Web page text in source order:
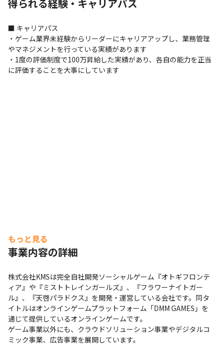
プロジェクト管理
GitHub
マーケ・データ分析ツール
得られる経験・キャリアパス
■ キャリアパス
・ゲーム業界未経験からリーダーにキャリアアップし、業務管理
やマネジメントを行っている実績があります
・1度の評価制度で100万昇給した実績があり、各自の能力を正当
に評価することを大事にしています
もっと見る
事業内容の詳細
株式会社KMSは完全自社開発ソーシャルゲーム『オトギフロンテ
ィア』や『ミストトレインガールズ』、『フラワーナイトガー
ル』、『天啓パラドクス』を開発・運営している会社です。同タ
イトルはオンラインゲームプラットフォーム「DMM GAMES」を
通じて提供しているオンラインゲームです。
ゲーム事業以外にも、クラウドソリューション事業やデジタルコ
ミック事業、広告事業を展開しています。